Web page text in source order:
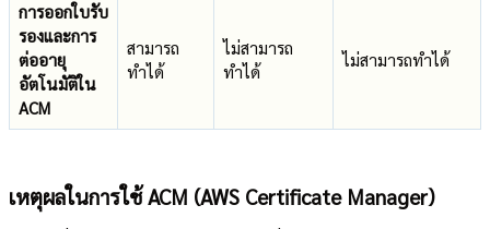
การออกใบรับ
รองและการ
ต่ออายุ
อัตโนมัติใน
ACM
สามารถ
ทำได้
ไม่สามารถ
ทำได้
ไม่สามารถทำได้
เหตุผลในการใช้ ACM (AWS Certificate Manager)